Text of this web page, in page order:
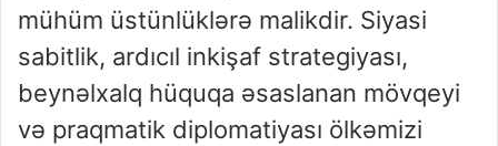
mühüm üstünlüklərə malikdir. Siyasi
sabitlik, ardıcıl inkişaf strategiyası,
beynəlxalq hüquqa əsaslanan mövqeyi
və praqmatik diplomatiyası ölkəmizi